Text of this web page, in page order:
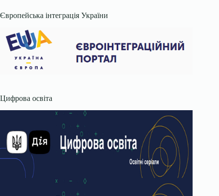
Європейська інтеграція України
Цифрова освіта